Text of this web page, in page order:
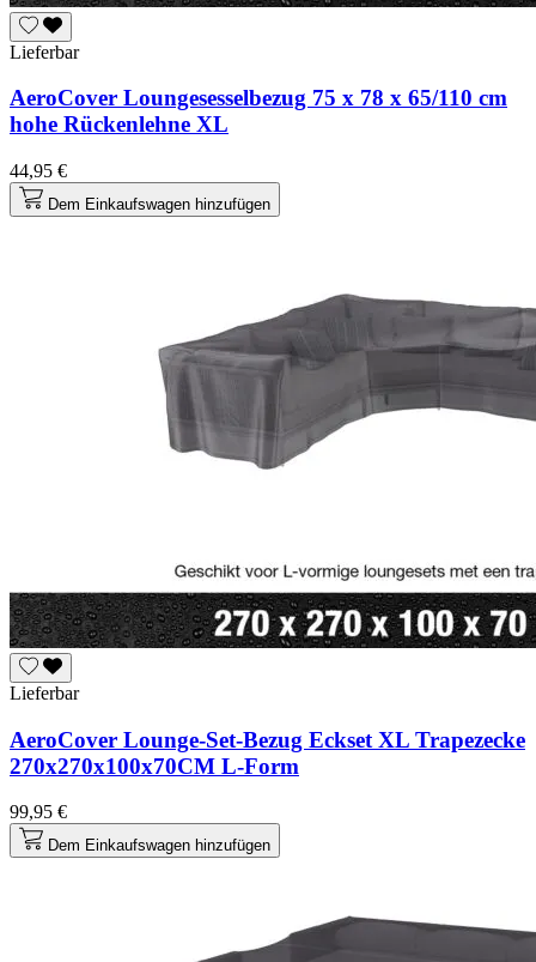
Lieferbar
AeroCover Loungesesselbezug 75 x 78 x 65/110 cm
hohe Rückenlehne XL
44,95 €
Dem Einkaufswagen hinzufügen
Lieferbar
AeroCover Lounge-Set-Bezug Eckset XL Trapezecke
270x270x100x70CM L-Form
99,95 €
Dem Einkaufswagen hinzufügen